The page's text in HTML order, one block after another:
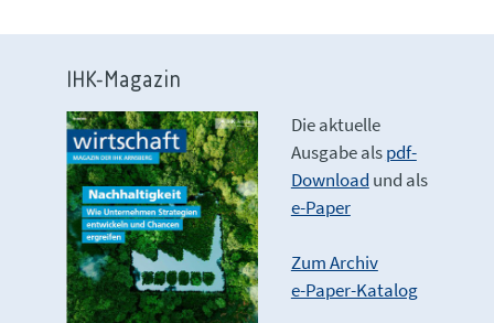
IHK-Magazin
Die aktuelle
Ausgabe alspdf-
Download und als
e-Paper
Zum Archiv
e-Paper-Katalog